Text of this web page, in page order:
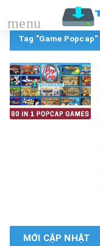
Tag "Game Popcap"
MỚI CẬP NHẬT
menu